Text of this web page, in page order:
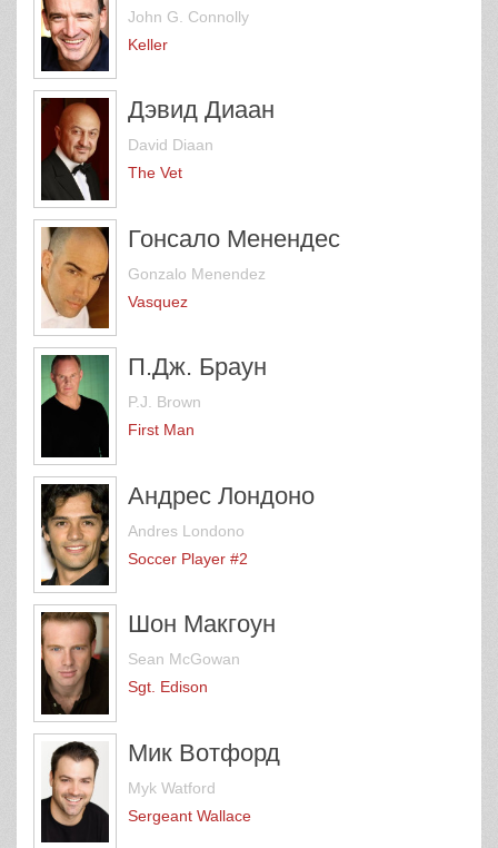
John G. Connolly
Keller
Дэвид Диаан
David Diaan
The Vet
Гонсало Менендес
Gonzalo Menendez
Vasquez
П.Дж. Браун
P.J. Brown
First Man
Андрес Лондоно
Andres Londono
Soccer Player #2
Шон Макгоун
Sean McGowan
Sgt. Edison
Мик Вотфорд
Myk Watford
Sergeant Wallace